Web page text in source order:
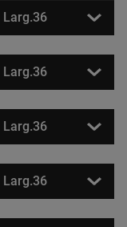
Larg.36
Larg.36
Larg.36
Larg.36